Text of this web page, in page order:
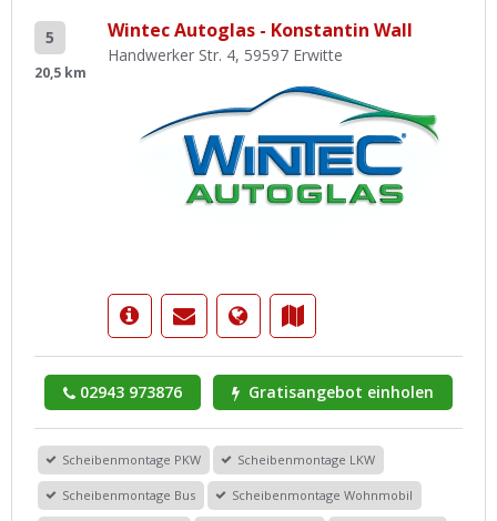
5
20,5 km
Wintec Autoglas - Konstantin Wall
Handwerker Str. 4, 59597 Erwitte
02943 973876 Gratisangebot einholen
Scheibenmontage PKW Scheibenmontage LKW
Scheibenmontage Bus Scheibenmontage Wohnmobil